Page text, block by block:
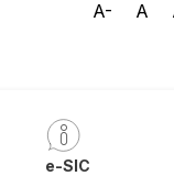
A- A
e-SIC